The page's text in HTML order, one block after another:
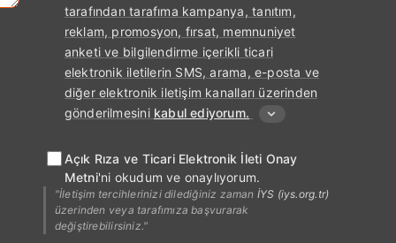
tarafından tarafıma kampanya, tanıtım,
reklam, promosyon, fırsat, memnuniyet
anketi ve bilgilendirme içerikli ticari
elektronik iletilerin SMS, arama, e-posta ve
diğer elektronik iletişim kanalları üzerinden
gönderilmesini kabul ediyorum.
Açık Rıza ve Ticari Elektronik İleti Onay
Metni'ni okudum ve onaylıyorum.
"İletişim tercihlerinizi dilediğiniz zaman İYS (iys.org.tr)
üzerinden veya tarafımıza başvurarak
değiştirebilirsiniz."